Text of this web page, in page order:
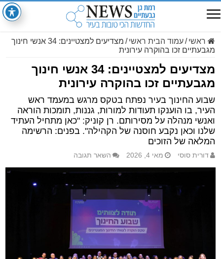
ראשי /עמוד הבית ראשי /
מצדיעים למצטיינים: 34 אנשי חינוך
מגבעתיים זכו בהוקרה עירונית
מצדיעים למצטיינים: 34 אנשי חינוך
מגבעתיים זכו בהוקרה עירונית
שבוע החינוך בעיר נפתח בטקס מרגש במעמד ראש
העיר, בו הוענקו תעודות למורות, גננות, תומכות הוראה
ואנשי מנהלה על מסירותם. רן קוניק: "כאן מתחיל העתיד
שלנו וכאן נקבע חוסנה של הקהילה". בפנים: הרשימה
המלאה של הזוכים
דורית סוסי מאי 4, 2026 השאר תגובה